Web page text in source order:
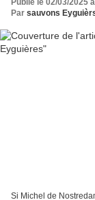
Par sauvons
Si Michel de